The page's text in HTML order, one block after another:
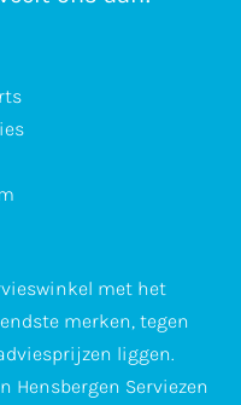
met het
merken, tegen
liggen.
Hensbergen Serviezen